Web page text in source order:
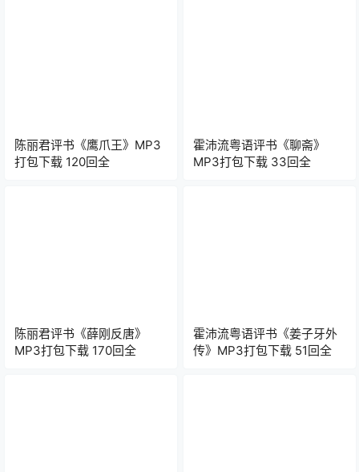
陈丽君评书《鹰爪王》MP3
打包下载 120回全
霍沛流粤语评书《聊斋》
MP3打包下载 33回全
陈丽君评书《薛刚反唐》
MP3打包下载 170回全
霍沛流粤语评书《姜子牙外
传》MP3打包下载 51回全